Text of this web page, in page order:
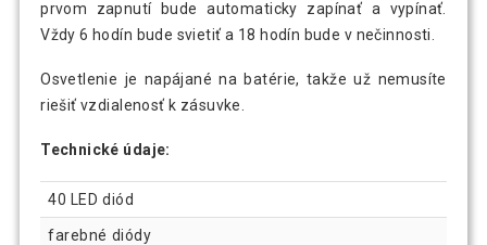
prvom zapnutí bude automaticky zapínať a vypínať.
Vždy 6 hodín bude svietiť a 18 hodín bude v nečinnosti.
Osvetlenie je napájané na batérie, takže už nemusíte
riešiť vzdialenosť k zásuvke.
Technické údaje:
40 LED diód
farebné diódy